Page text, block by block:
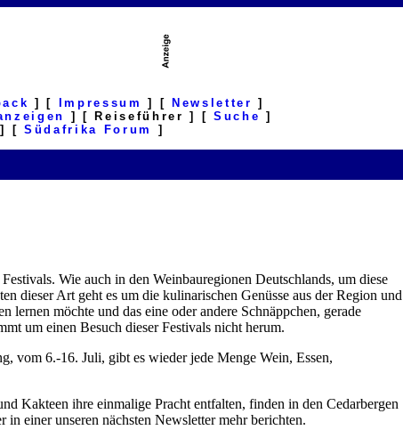
] [ Impressum ] [ Newsletter ]
] [ Reiseführer ] [Suche ]
] [ Südafrika Forum ]
Wie auch in den Weinbauregionen Deutschlands, um diese
dieser Art geht es um die kulinarischen Genüsse aus der Region und
möchte und das eine oder andere Schnäppchen, gerade
um einen Besuch dieser Festivals nicht herum.
vom 6.-16. Juli, gibt es wieder jede Menge Wein, Essen,
Kakteen ihre einmalige Pracht entfalten, finden in den Cedarbergen
einer unseren nächsten Newsletter mehr berichten.